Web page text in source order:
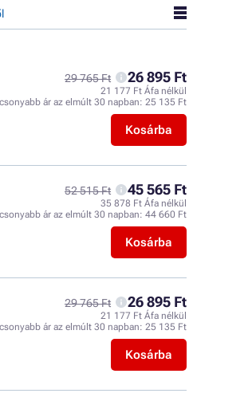
29 765 Ft 26 895 Ft
21 177 Ft Áfa nélkül
ár az elmúlt 30 napban: 25 135 Ft
Kosárba
52 515 Ft 45 565 Ft
35 878 Ft Áfa nélkül
ár az elmúlt 30 napban: 44 660 Ft
Kosárba
29 765 Ft 26 895 Ft
21 177 Ft Áfa nélkül
ár az elmúlt 30 napban: 25 135 Ft
Kosárba